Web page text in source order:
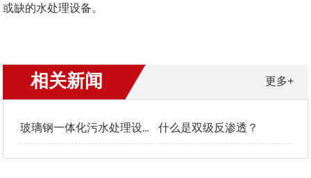
或缺的水处理设备。
更多+
相关新闻
玻璃钢一体化污水处理设备工艺流程 什么是双级反渗透？